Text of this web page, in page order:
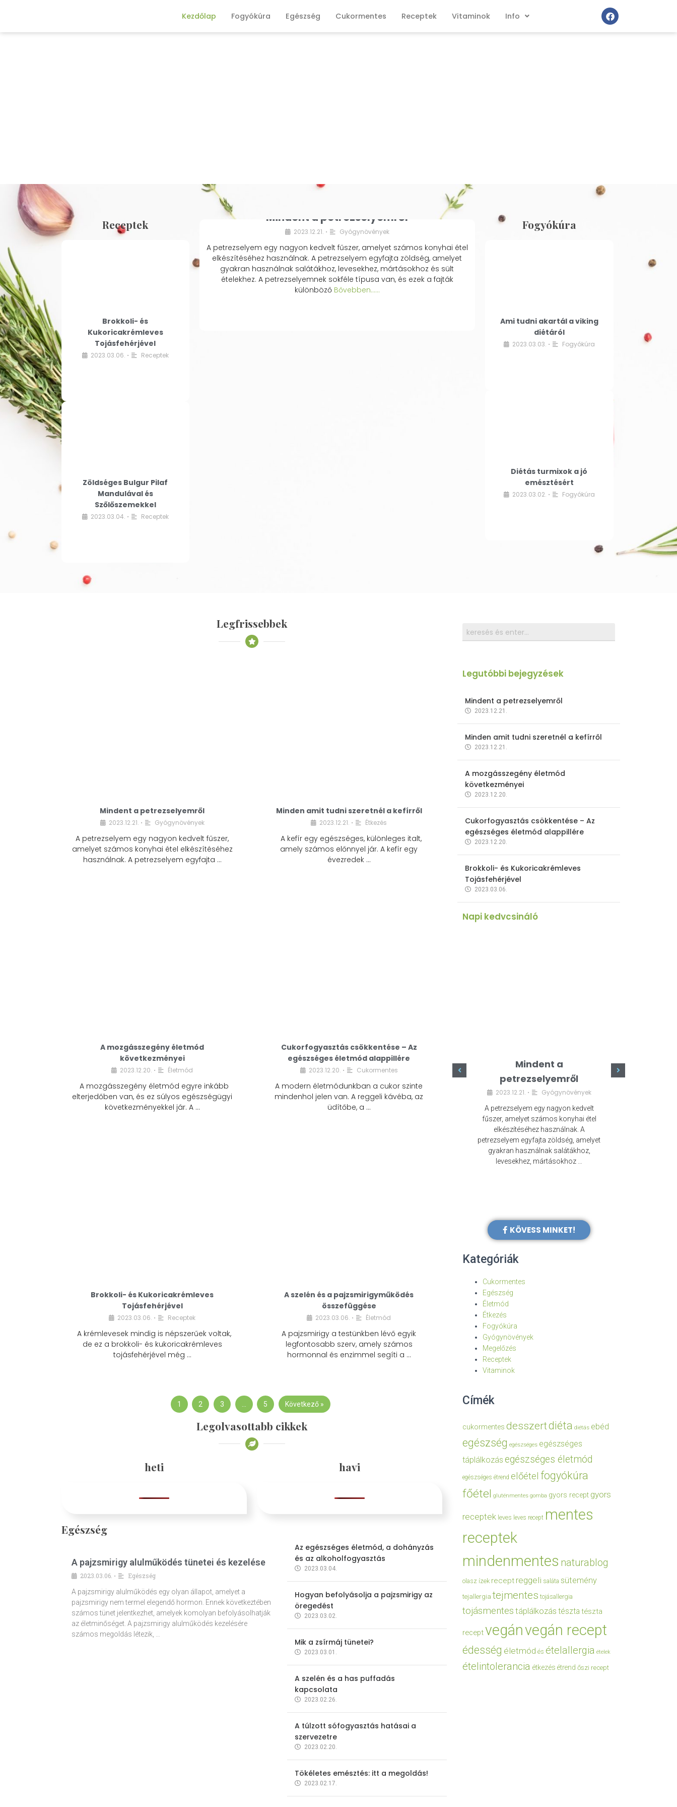
Kezdőlap Fogyókúra Egészség Cukormentes Receptek Vitaminok Info
Receptek
Brokkoli- és
Kukoricakrémleves
Tojásfehérjével
2023.03.06. • Receptek
Zöldséges Bulgur Pilaf
Mandulával és
Szőlőszemekkel
2023.03.04. • Receptek
Mindent a petrezselyemről
2023.12.21. • Gyógynövények
A petrezselyem egy nagyon kedvelt fűszer, amelyet számos konyhai étel
elkészítéséhez használnak. A petrezselyem egyfajta zöldség, amelyet
gyakran használnak salátákhoz, levesekhez, mártásokhoz és sült
ételekhez. A petrezselyemnek sokféle típusa van, és ezek a fajták
különbözőBővebben...…
Fogyókúra
Ami tudni akartál a viking
diétáról
2023.03.03. • Fogyókúra
Diétás turmixok a jó
emésztésért
2023.03.02. • Fogyókúra
Legfrissebbek
Mindent a petrezselyemről
2023.12.21. • Gyógynövények
A petrezselyem egy nagyon kedvelt fűszer,
amelyet számos konyhai étel elkészítéséhez
használnak. A petrezselyem egyfajta …
Minden amit tudni szeretnél a kefírről
2023.12.21. • Étkezés
A kefír egy egészséges, különleges italt,
amely számos előnnyel jár. A kefír egy
évezredek …
A mozgásszegény életmód
következményei
2023.12.20. • Életmód
A mozgásszegény életmód egyre inkább
elterjedőben van, és ez súlyos egészségügyi
következményekkel jár. A …
Cukorfogyasztás csökkentése – Az
egészséges életmód alappillére
2023.12.20. • Cukormentes
A modern életmódunkban a cukor szinte
mindenhol jelen van. A reggeli kávéba, az
üdítőbe, a …
Brokkoli- és Kukoricakrémleves
Tojásfehérjével
2023.03.06. • Receptek
A krémlevesek mindig is népszerűek voltak,
de ez a brokkoli- és kukoricakrémleves
tojásfehérjével még …
A szelén és a pajzsmirigyműködés
összefüggése
2023.03.06. • Életmód
A pajzsmirigy a testünkben lévő egyik
legfontosabb szerv, amely számos
hormonnal és enzimmel segíti a …
1 2 3 5 Következő »
Legolvasottabb cikkek
heti havi
Egészség
A pajzsmirigy alulműködés tünetei és kezelése
2023.03.06. •
Egészség
A pajzsmirigy alulműködés egy olyan állapot, amelyet a
pajzsmirigy nem termel elegendő hormon. Ennek következtében
számos tünet jelentkezhet, amelyek komolyan befolyásolhatják
az életminőséget. A pajzsmirigy alulműködés kezelésére
számos megoldás létezik, …
Az egészséges életmód, a dohányzás
és az alkoholfogyasztás
2023.03.04.
Hogyan befolyásolja a pajzsmirigy az
öregedést
2023.03.02.
Mik a zsírmáj tünetei?
2023.03.01.
A szelén és a has puffadás
kapcsolata
2023.02.26.
A túlzott sófogyasztás hatásai a
szervezetre
2023.02.20.
Tökéletes emésztés: itt a megoldás!
2023.02.17.
Legutóbbi bejegyzések
Mindent a petrezselyemről
2023.12.21.
Minden amit tudni szeretnél a kefírről
2023.12.21.
A mozgásszegény életmód
következményei
2023.12.20.
Cukorfogyasztás csökkentése – Az
egészséges életmód alappillére
2023.12.20.
Brokkoli- és Kukoricakrémleves
Tojásfehérjével
2023.03.06.
Napi kedvcsináló
Cukorfogyasztás
egészséges életmód
alappillére
Mindent a
petrezselyemről
2023.12.21. • Gyógynövények
A petrezselyem egy nagyon kedvelt
fűszer, amelyet számos konyhai étel
elkészítéséhez használnak. A
petrezselyem egyfajta zöldség, amelyet
gyakran használnak salátákhoz,
levesekhez, mártásokhoz …
KÖVESS MINKET!
Kategóriák
Cukormentes
Egészség
Életmód
Étkezés
Fogyókúra
Gyógynövények
Megelőzés
Receptek
Vitaminok
Címék
cukormentes desszertdiéta diétás ebéd
egészség egészséges egészséges
táplálkozás egészséges életmód
egészséges étrend előétel fogyókúra
főétel gluténmentes gomba gyors recept gyors
receptek leves leves recept mentes
receptek
mindenmentes naturablog
olasz ízek recept reggeli saláta sütemény
tejallergia tejmentes tojásallergia
tojásmentes táplálkozás tészta tészta
receptvegánvegán recept
édesség életmód és ételallergia ételek
ételintolerancia étkezés étrend őszi recept